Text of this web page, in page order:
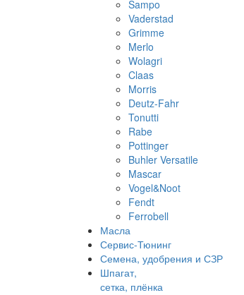
Sampo
Vaderstad
Grimme
Merlo
Wolagri
Claas
Morris
Deutz-Fahr
Tonutti
Rabe
Pottinger
Buhler Versatile
Mascar
Vogel&Noot
Fendt
Ferrobell
Масла
Сервис-Тюнинг
Семена, удобрения и СЗР
Шпагат,
сетка, плёнка